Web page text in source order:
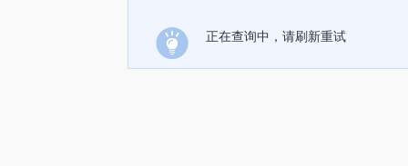
正在查询中，请刷新重试